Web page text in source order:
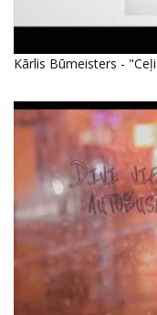
Kārlis Būmeisters -